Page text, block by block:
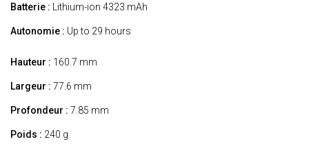
Batterie : Lithium-ion 4323 mAh
Autonomie : Up to 29 hours
Hauteur : 160.7 mm
Largeur : 77.6 mm
Profondeur : 7.85 mm
Poids : 240 g